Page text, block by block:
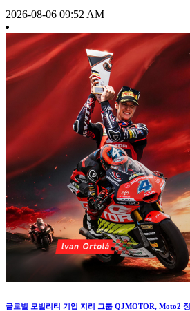
2026-08-06 09:52 AM
글로벌 모빌리티 기업 지리 그룹 QJMOTOR, Moto2